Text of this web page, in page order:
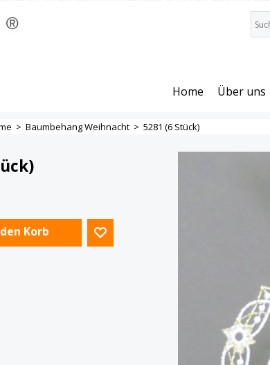
Home Über uns
> Baumbehang Weihnacht > 5281 (6 Stück)
Korb